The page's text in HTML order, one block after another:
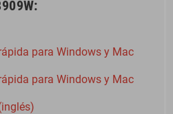
para Windows y Mac
para Windows y Mac